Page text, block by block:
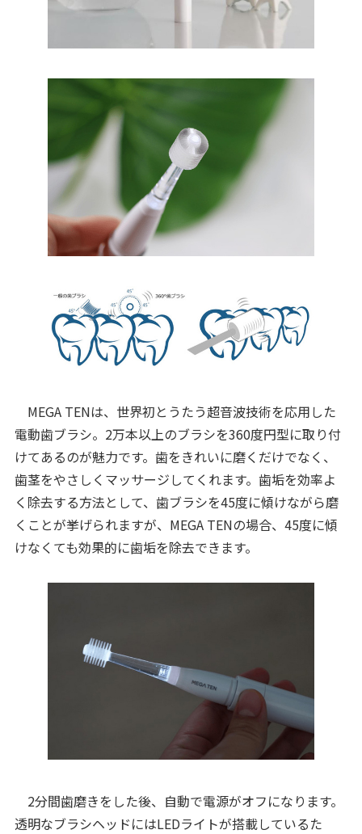
MEGA TENは、世界初とうたう超音波技術を応用した
電動歯ブラシ。2万本以上のブラシを360度円型に取り付
けてあるのが魅力です。歯をきれいに磨くだけでなく、
歯茎をやさしくマッサージしてくれます。歯垢を効率よ
く除去する方法として、歯ブラシを45度に傾けながら磨
くことが挙げられますが、MEGA TENの場合、45度に傾
けなくても効果的に歯垢を除去できます。
2分間歯磨きをした後、自動で電源がオフになります。
透明なブラシヘッドにはLEDライトが搭載しているた